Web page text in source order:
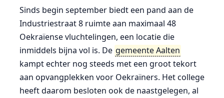
Sinds begin september biedt een pand aan de
Industriestraat 8 ruimte aan maximaal 48
Oekraïense vluchtelingen, een locatie die
inmiddels bijna vol is. De gemeente Aalten
kampt echter nog steeds met een groot tekort
aan opvangplekken voor Oekraïners. Het college
heeft daarom besloten ook de naastgelegen, al